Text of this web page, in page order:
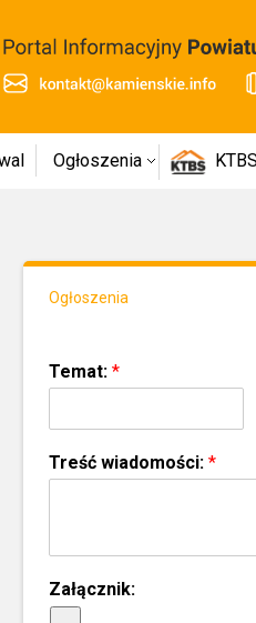
Ogłoszenia KTBS
Ogłoszenia
Temat: *
Treść wiadomości: *
Załącznik: